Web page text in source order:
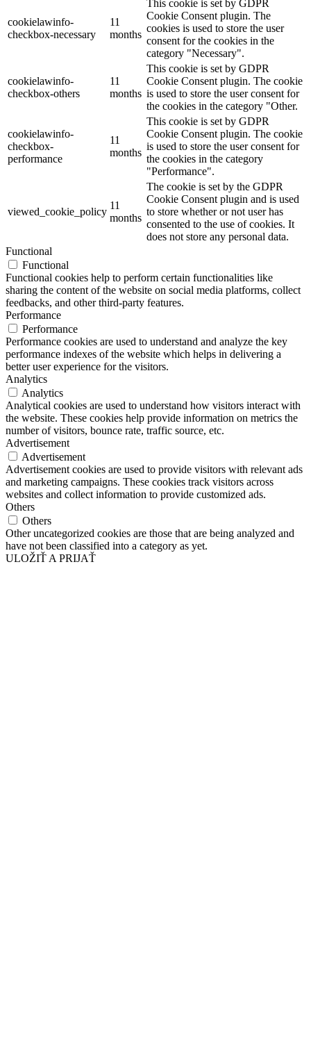
cookielawinfo-
checkbox-necessary
11
months
This cookie is set by GDPR
Cookie Consent plugin. The
cookies is used to store the user
consent for the cookies in the
category "Necessary".
cookielawinfo-
checkbox-others
11
months
This cookie is set by GDPR
Cookie Consent plugin. The cookie
is used to store the user consent for
the cookies in the category "Other.
cookielawinfo-
checkbox-
performance
11
months
This cookie is set by GDPR
Cookie Consent plugin. The cookie
is used to store the user consent for
the cookies in the category
"Performance".
viewed_cookie_policy
11
months
The cookie is set by the GDPR
Cookie Consent plugin and is used
to store whether or not user has
consented to the use of cookies. It
does not store any personal data.
Functional
Functional
Functional cookies help to perform certain functionalities like
sharing the content of the website on social media platforms, collect
feedbacks, and other third-party features.
Performance
Performance
Performance cookies are used to understand and analyze the key
performance indexes of the website which helps in delivering a
better user experience for the visitors.
Analytics
Analytics
Analytical cookies are used to understand how visitors interact with
the website. These cookies help provide information on metrics the
number of visitors, bounce rate, traffic source, etc.
Advertisement
Advertisement
Advertisement cookies are used to provide visitors with relevant ads
and marketing campaigns. These cookies track visitors across
websites and collect information to provide customized ads.
Others
Others
Other uncategorized cookies are those that are being analyzed and
have not been classified into a category as yet.
ULOŽIŤ A PRIJAŤ